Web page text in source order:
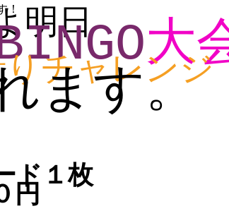
明日 大
チャレンジ
ます。
ド１枚
円